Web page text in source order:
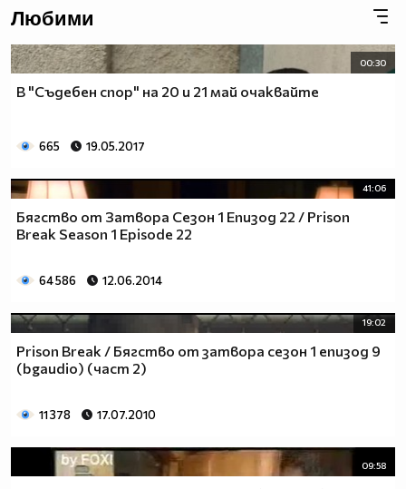
Любими
00:30
В "Съдебен спор" на 20 и 21 май очаквайте
665 19.05.2017
41:06
Бягство от Затвора Сезон 1 Епизод 22 / Prison
Break Season 1 Episode 22
64 586 12.06.2014
19:02
Prison Break / Бягство от затвора сезон 1 епизод 9
(bgaudio) (част 2)
11 378 17.07.2010
09:58